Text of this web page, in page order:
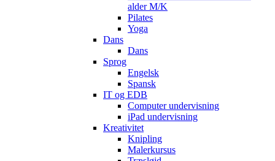
alder M/K
Pilates
Yoga
Dans
Dans
Sprog
Engelsk
Spansk
IT og EDB
Computer undervisning
iPad undervisning
Kreativitet
Knipling
Malerkursus